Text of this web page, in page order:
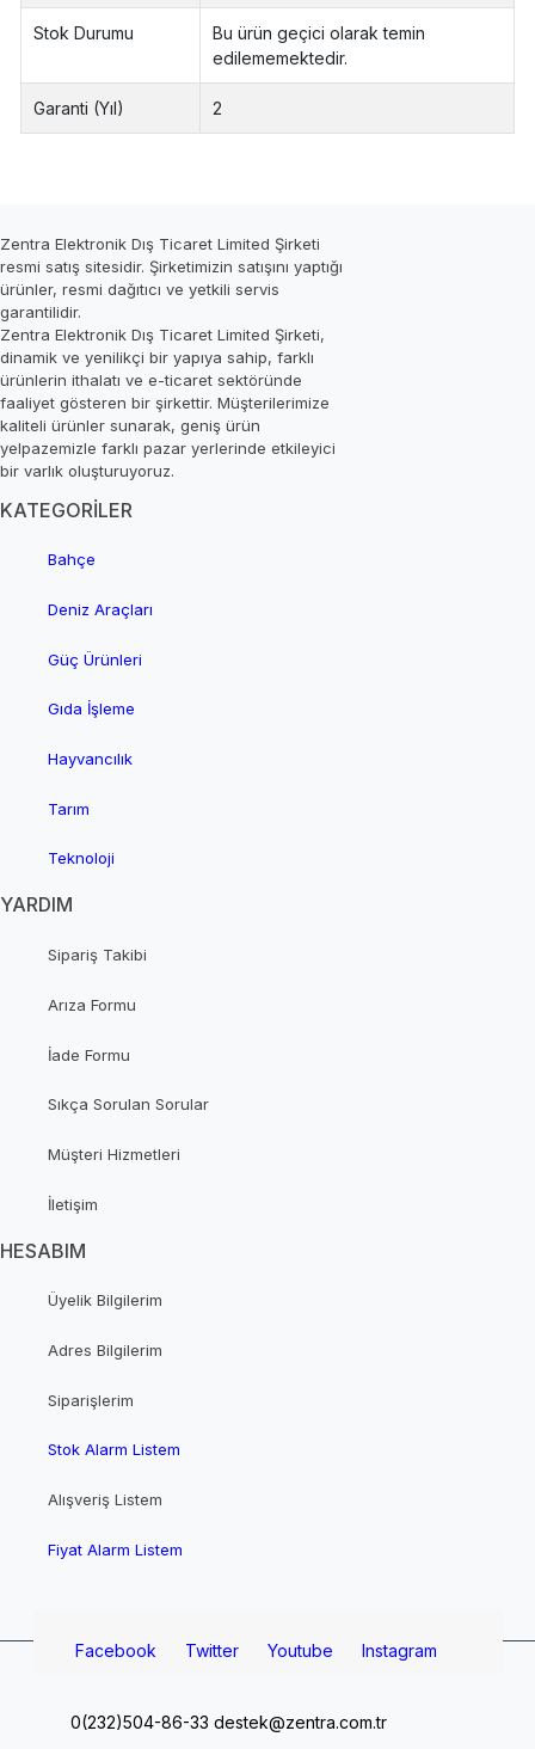
Stok Durumu
Bu ürün geçici olarak temin
edilememektedir.
Garanti (Yıl) 2
Zentra Elektronik Dış Ticaret Limited Şirketi
resmi satış sitesidir. Şirketimizin satışını yaptığı
ürünler, resmi dağıtıcı ve yetkili servis
garantilidir.
Zentra Elektronik Dış Ticaret Limited Şirketi,
dinamik ve yenilikçi bir yapıya sahip, farklı
ürünlerin ithalatı ve e-ticaret sektöründe
faaliyet gösteren bir şirkettir. Müşterilerimize
kaliteli ürünler sunarak, geniş ürün
yelpazemizle farklı pazar yerlerinde etkileyici
bir varlık oluşturuyoruz.
KATEGORİLER
Bahçe
Deniz Araçları
Güç Ürünleri
Gıda İşleme
Hayvancılık
Tarım
Teknoloji
YARDIM
Sipariş Takibi
Arıza Formu
İade Formu
Sıkça Sorulan Sorular
Müşteri Hizmetleri
İletişim
HESABIM
Üyelik Bilgilerim
Adres Bilgilerim
Siparişlerim
Stok Alarm Listem
Alışveriş Listem
Fiyat Alarm Listem
Facebook Twitter Youtube Instagram
0(232)504-86-33 destek@zentra.com.tr